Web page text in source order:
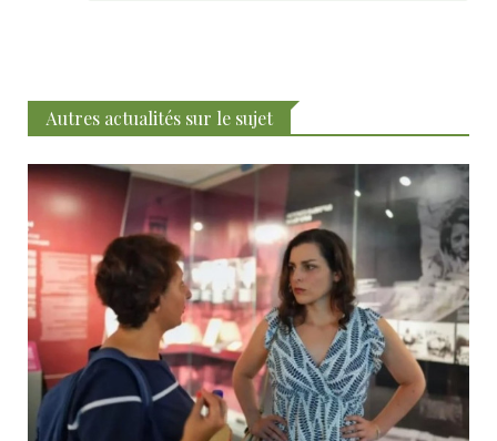
Autres actualités sur le sujet